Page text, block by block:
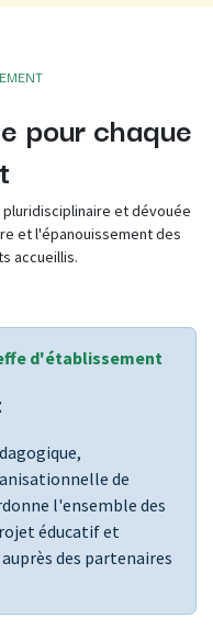
pour chaque
et dévouée
et l'épanouissement des
accueillis.
d'établissement
de
l'ensemble des
éducatif et
des partenaires